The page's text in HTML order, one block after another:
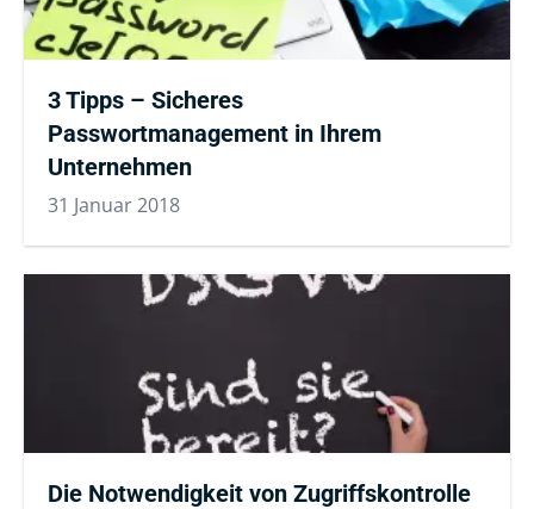
3 Tipps – Sicheres
Passwortmanagement in Ihrem
Unternehmen
31 Januar 2018
Die Notwendigkeit von Zugriffskontrolle